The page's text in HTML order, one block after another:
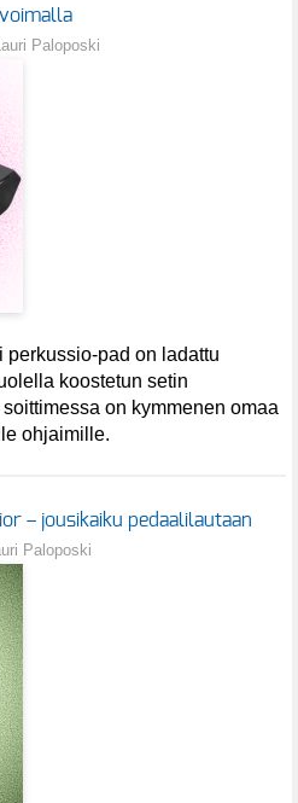
Paloposki
perkussio-pad on ladattu
koostetun setin
on kymmenen omaa
ohjaimille.
– jousikaiku pedaalilautaan
Paloposki